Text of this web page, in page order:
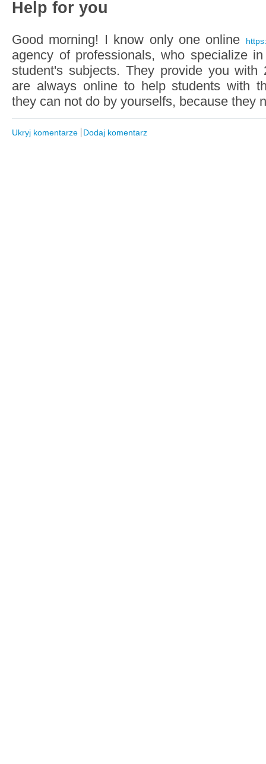
Help for you
Good morning! I know only one online
agency of professionals, who specialize
student's subjects. They provide you with
are always online to help students with
they can not do by yourselfs, because they
Ukryj komentarze Dodaj komentarz